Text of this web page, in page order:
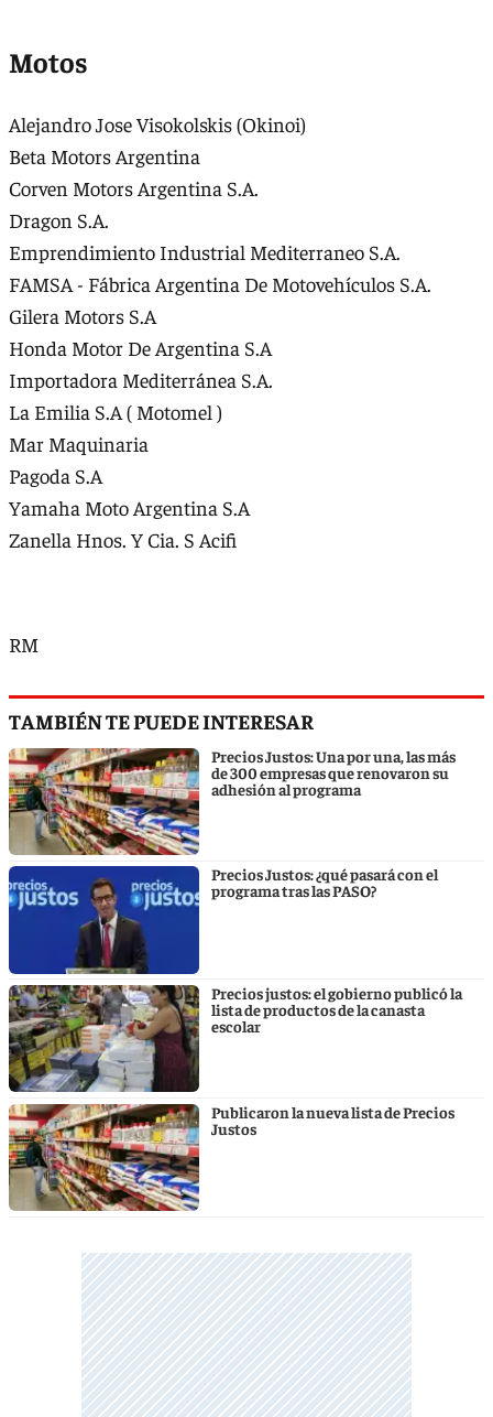
Motos
Alejandro Jose Visokolskis (Okinoi)
Beta Motors Argentina
Corven Motors Argentina S.A.
Dragon S.A.
Emprendimiento Industrial Mediterraneo S.A.
FAMSA - Fábrica Argentina De Motovehículos S.A.
Gilera Motors S.A
Honda Motor De Argentina S.A
Importadora Mediterránea S.A.
La Emilia S.A ( Motomel )
Mar Maquinaria
Pagoda S.A
Yamaha Moto Argentina S.A
Zanella Hnos. Y Cia. S Acifi
RM
TAMBIÉN TE PUEDE INTERESAR
Precios Justos: Una por una, las más
de 300 empresas que renovaron su
adhesión al programa
Precios Justos: ¿qué pasará con el
programa tras las PASO?
Precios justos: el gobierno publicó la
lista de productos de la canasta
escolar
Publicaron la nueva lista de Precios
Justos